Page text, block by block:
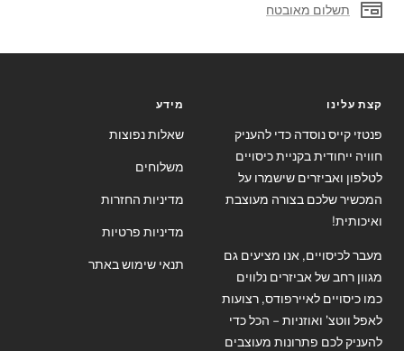
תשלום מאובטח
קצת עלינו
פנטזי קייס נוסדה כדי להעניק
חוויה ייחודית בקניית כיסויים
לטלפון ואביזרים שישמרו על
המכשיר שלכם בצורה מעוצבת
ואיכותית!
מעבר לכיסויים, אנו מציעים גם
מגוון רחב של אביזרים נלווים
כמו כיסויים לאיירפודס, רצועות
לאפל ווטצ' ואוזניות – הכל כדי
להעניק לכם פתרונות מעוצבים
מידע
שאלות נפוצות
משלוחים
מדיניות החזרות
מדיניות פרטיות
תנאי שימוש באתר